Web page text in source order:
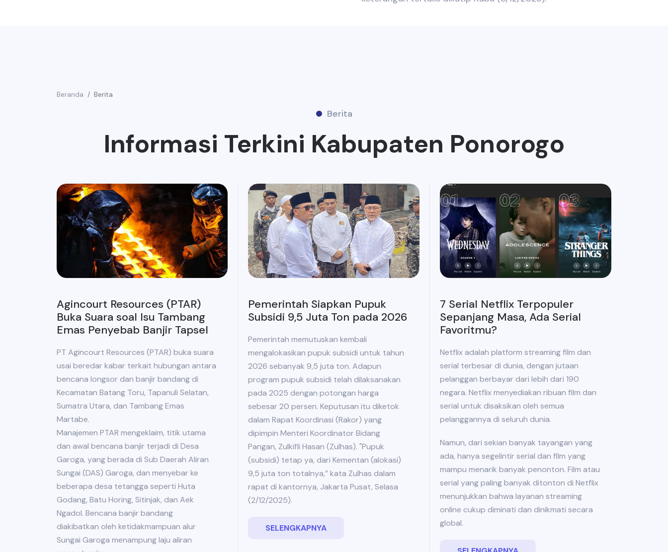
Beranda Berita
Berita
Informasi Terkini Kabupaten Ponorogo
Agincourt Resources (PTAR)
Buka Suara soal Isu Tambang
Emas Penyebab Banjir Tapsel
PT Agincourt Resources (PTAR) buka suara
usai beredar kabar terkait hubungan antara
bencana longsor dan banjir bandang di
Kecamatan Batang Toru, Tapanuli Selatan,
Sumatra Utara, dan Tambang Emas
Martabe.
Manajemen PTAR mengeklaim, titik utama
dan awal bencana banjir terjadi di Desa
Garoga, yang berada di Sub Daerah Aliran
Sungai (DAS) Garoga, dan menyebar ke
beberapa desa tetangga seperti Huta
Godang, Batu Horing, Sitinjak, dan Aek
Ngadol. Bencana banjir bandang
diakibatkan oleh ketidakmampuan alur
Sungai Garoga menampung laju aliran
Pemerintah Siapkan Pupuk
Subsidi 9,5 Juta Ton pada 2026
Pemerintah memutuskan kembali
mengalokasikan pupuk subsidi untuk tahun
2026 sebanyak 9,5 juta ton. Adapun
program pupuk subsidi telah dilaksanakan
pada 2025 dengan potongan harga
sebesar 20 persen. Keputusan itu diketok
dalam Rapat Koordinasi (Rakor) yang
dipimpin Menteri Koordinator Bidang
Pangan, Zulkifli Hasan (Zulhas). "Pupuk
(subsidi) tetap ya, dari Kementan (alokasi)
9,5 juta ton totalnya,” kata Zulhas dalam
rapat di kantornya, Jakarta Pusat, Selasa
(2/12/2025).
SELENGKAPNYA
7 Serial Netflix Terpopuler
Sepanjang Masa, Ada Serial
Favoritmu?
Netflix adalah platform streaming film dan
serial terbesar di dunia, dengan jutaan
pelanggan berbayar dari lebih dari 190
negara. Netflix menyediakan ribuan film dan
serial untuk disaksikan oleh semua
pelanggannya di seluruh dunia.
Namun, dari sekian banyak tayangan yang
ada, hanya segelintir serial dan film yang
mampu menarik banyak penonton. Film atau
serial yang paling banyak ditonton di Netflix
menunjukkan bahwa layanan streaming
online cukup diminati dan dinikmati secara
global.